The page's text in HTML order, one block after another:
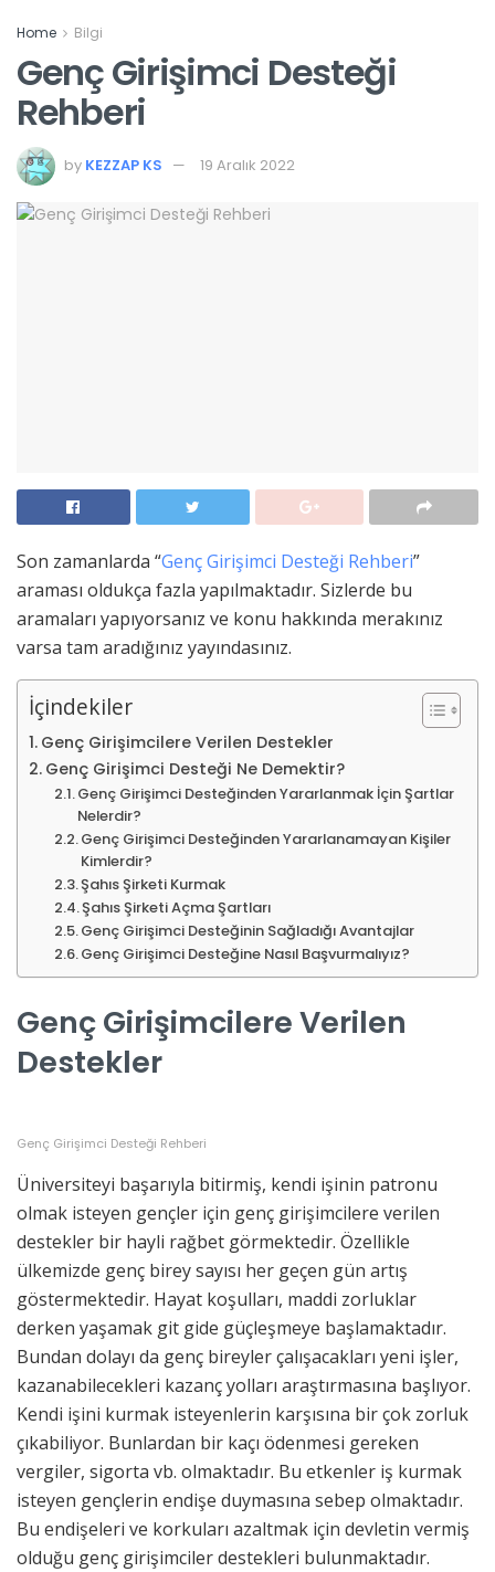
Home Bilgi
Genç Girişimci Desteği
Rehberi
by KEZZAP KS 19 Aralık 2022
Son zamanlarda “Genç Girişimci Desteği Rehberi”
araması oldukça fazla yapılmaktadır. Sizlerde bu
aramaları yapıyorsanız ve konu hakkında merakınız
varsa tam aradığınız yayındasınız.
İçindekiler
Genç Girişimcilere Verilen Destekler
Genç Girişimci Desteği Ne Demektir?
Genç Girişimci Desteğinden Yararlanmak İçin Şartlar
Nelerdir?
Genç Girişimci Desteğinden Yararlanamayan Kişiler
Kimlerdir?
Şahıs Şirketi Kurmak
Şahıs Şirketi Açma Şartları
Genç Girişimci Desteğinin Sağladığı Avantajlar
Genç Girişimci Desteğine Nasıl Başvurmalıyız?
Genç Girişimcilere Verilen
Destekler
Genç Girişimci Desteği Rehberi
Üniversiteyi başarıyla bitirmiş, kendi işinin patronu
olmak isteyen gençler için genç girişimcilere verilen
destekler bir hayli rağbet görmektedir. Özellikle
ülkemizde genç birey sayısı her geçen gün artış
göstermektedir. Hayat koşulları, maddi zorluklar
derken yaşamak git gide güçleşmeye başlamaktadır.
Bundan dolayı da genç bireyler çalışacakları yeni işler,
kazanabilecekleri kazanç yolları araştırmasına başlıyor.
Kendi işini kurmak isteyenlerin karşısına bir çok zorluk
çıkabiliyor. Bunlardan bir kaçı ödenmesi gereken
vergiler, sigorta vb. olmaktadır. Bu etkenler iş kurmak
isteyen gençlerin endişe duymasına sebep olmaktadır.
Bu endişeleri ve korkuları azaltmak için devletin vermiş
olduğu genç girişimciler destekleri bulunmaktadır.